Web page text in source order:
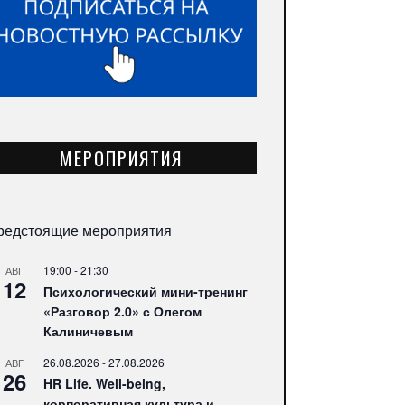
МЕРОПРИЯТИЯ
мероприятия
АВГ
12
19:00 -21:30
Психологический мини-тренинг
«Разговор 2.0» с Олегом
Калиничевым
АВГ
26
26.08.2026 -27.08.2026
HR Life. Well-being,